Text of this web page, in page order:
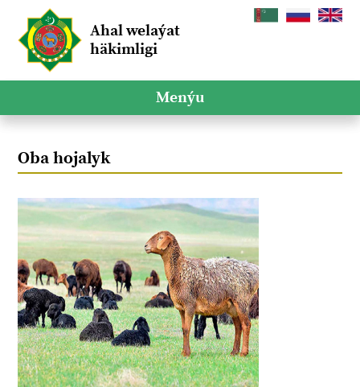
Ahal welaýat
häkimligi
Menýu
Oba hojalyk